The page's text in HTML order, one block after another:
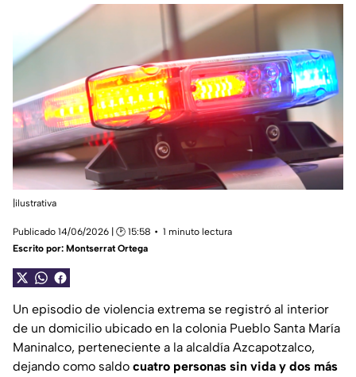
|ilustrativa
Publicado 14/06/2026 | 🕑 15:58
1 minuto lectura
Escrito por: Montserrat Ortega
Un episodio de violencia extrema se registró al interior
de un domicilio ubicado en la colonia Pueblo Santa María
Maninalco, perteneciente a la alcaldía Azcapotzalco,
dejando como saldo cuatro personas sin vida y dos más